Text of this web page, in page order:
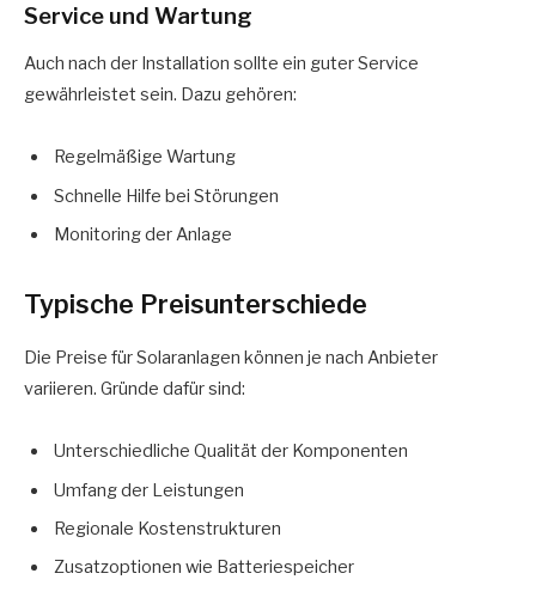
Service und Wartung
Auch nach der Installation sollte ein guter Service
gewährleistet sein. Dazu gehören:
Regelmäßige Wartung
Schnelle Hilfe bei Störungen
Monitoring der Anlage
Typische Preisunterschiede
Die Preise für Solaranlagen können je nach Anbieter
variieren. Gründe dafür sind:
Unterschiedliche Qualität der Komponenten
Umfang der Leistungen
Regionale Kostenstrukturen
Zusatzoptionen wie Batteriespeicher